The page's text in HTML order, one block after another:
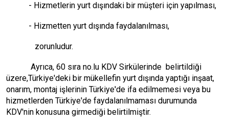
- Hizmetlerin yurt dışındaki bir müşteri için yapılması,
- Hizmetten yurt dışında faydalanılması,
zorunludur.
Ayrıca, 60 sıra no.lu KDV Sirkülerinde belirtildiği
üzere,Türkiye'deki bir mükellefin yurt dışında yaptığı inşaat,
onarım, montaj işlerinin Türkiye'de ifa edilmemesi veya bu
hizmetlerden Türkiye'de faydalanılmaması durumunda
KDV'nin konusuna girmediği belirtilmiştir.